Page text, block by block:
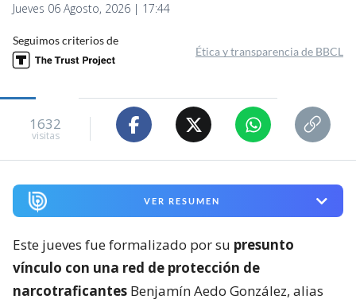
Jueves 06 Agosto, 2026 | 17:44
Seguimos criterios de
Ética y transparencia de BBCL
1632
visitas
VER RESUMEN
Este jueves fue formalizado por su presunto
vínculo con una red de protección de
narcotraficantes Benjamín Aedo González, alias